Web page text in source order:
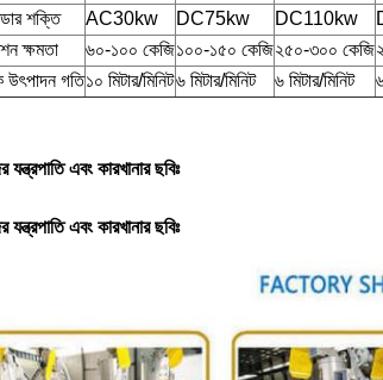
শক্তি
AC30kw DC75kw DC110kw
ক্ষমতা
৬০-১০০ কেজি১০০-১৫০ কেজি২৫০-৩০০ কেজি
উৎপাদন গতি১০ মিটার/মিনিট৬ মিটার/মিনিট ৬ মিটার/মিনিট
যন্ত্রপাতি এবং কারখানার ছবিঃ
যন্ত্রপাতি এবং কারখানার ছবিঃ